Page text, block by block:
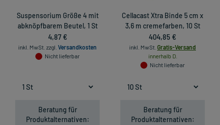
Suspensorium Größe 4 mit
abknöpfbarem Beutel, 1 St
4,87 €
inkl. MwSt. zzgl. Versandkosten
Nicht lieferbar
Beratung für
Produktalternativen:
Cellacast Xtra Binde 5 cm x
3,6 m cremefarben, 10 St
404,85 €
inkl. MwSt. Gratis-Versand
innerhalb D.
Nicht lieferbar
Beratung für
Produktalternativen: